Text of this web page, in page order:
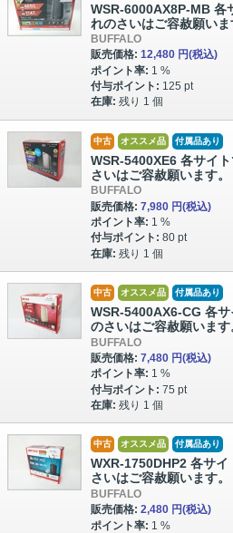
WSR-6000AX8P-MB 各
れのさいはご容赦願いま
BUFFALO
販売価格: 12,480 円(税込)
ポイント率: 1 %
付与ポイント: 125 pt
在庫: 残り 1 個
中古 オススメ品 付属品あり
WSR-5400XE6 各サイ
さいはご容赦願います。
BUFFALO
販売価格: 7,980 円(税込)
ポイント率: 1 %
付与ポイント: 80 pt
在庫: 残り 1 個
中古 オススメ品 付属品あり
WSR-5400AX6-CG 各
のさいはご容赦願います
BUFFALO
販売価格: 7,480 円(税込)
ポイント率: 1 %
付与ポイント: 75 pt
在庫: 残り 1 個
中古 オススメ品 付属品あり
WXR-1750DHP2 各サ
さいはご容赦願います。
BUFFALO
販売価格: 2,480 円(税込)
ポイント率: 1 %